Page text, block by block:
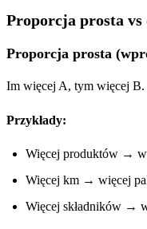
Proporcja prosta vs
Proporcja prosta
Im więcej A, tym więcej B.
Przykłady:
Więcej produktów →
Więcej km → więcej
Więcej składników →